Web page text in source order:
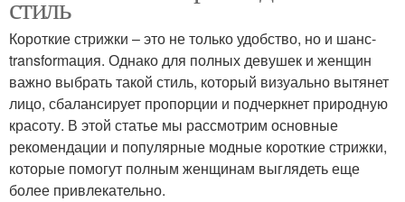
стиль
Короткие стрижки – это не только удобство, но и шанс-
transformация. Однако для полных девушек и женщин
важно выбрать такой стиль, который визуально вытянет
лицо, сбалансирует пропорции и подчеркнет природную
красоту. В этой статье мы рассмотрим основные
рекомендации и популярные модные короткие стрижки,
которые помогут полным женщинам выглядеть еще
более привлекательно.